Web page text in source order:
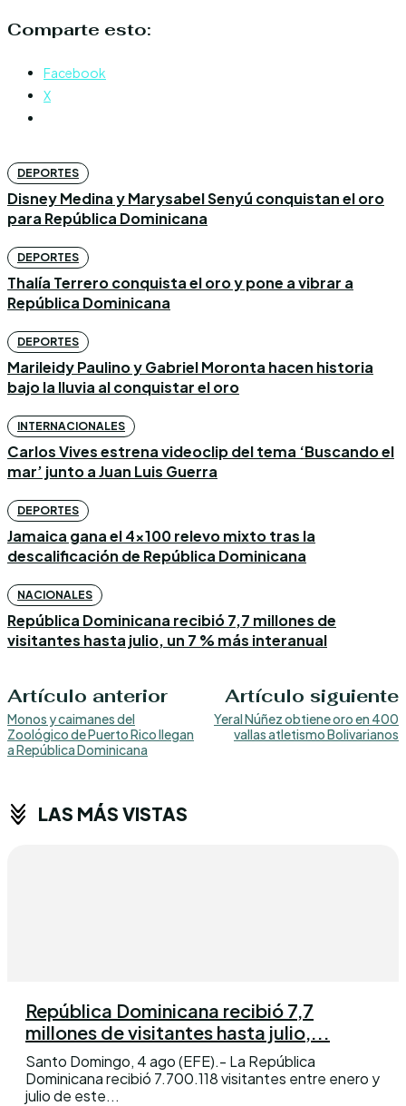
Comparte esto:
Facebook
X
DEPORTES
Disney Medina y Marysabel Senyú conquistan el oro
para República Dominicana
DEPORTES
Thalía Terrero conquista el oro y pone a vibrar a
República Dominicana
DEPORTES
Marileidy Paulino y Gabriel Moronta hacen historia
bajo la lluvia al conquistar el oro
INTERNACIONALES
Carlos Vives estrena videoclip del tema ‘Buscando el
mar’ junto a Juan Luis Guerra
DEPORTES
Jamaica gana el 4×100 relevo mixto tras la
descalificación de República Dominicana
NACIONALES
República Dominicana recibió 7,7 millones de
visitantes hasta julio, un 7 % más interanual
Artículo anterior
Monos y caimanes del
Zoológico de Puerto Rico llegan
a República Dominicana
Artículo siguiente
Yeral Núñez obtiene oro en 400
vallas atletismo Bolivarianos
LAS MÁS VISTAS
República Dominicana recibió 7,7
millones de visitantes hasta julio,...
Santo Domingo, 4 ago (EFE).- La República
Dominicana recibió 7.700.118 visitantes entre enero y
julio de este...